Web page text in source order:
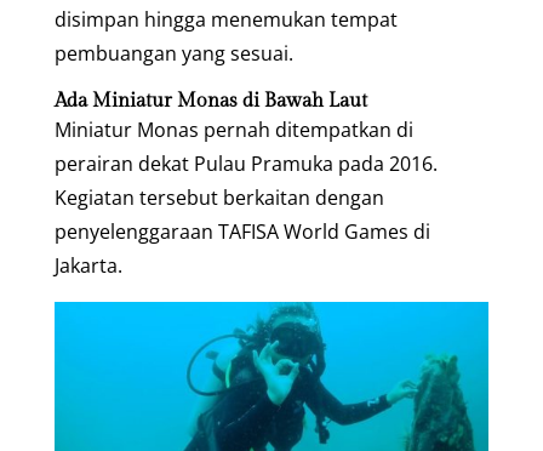
disimpan hingga menemukan tempat
pembuangan yang sesuai.
Ada Miniatur Monas di Bawah Laut
Miniatur Monas pernah ditempatkan di
perairan dekat Pulau Pramuka pada 2016.
Kegiatan tersebut berkaitan dengan
penyelenggaraan TAFISA World Games di
Jakarta.